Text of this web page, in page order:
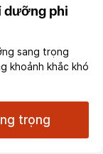
dưỡng phi
sang trọng
khoảnh khắc khó
trọng